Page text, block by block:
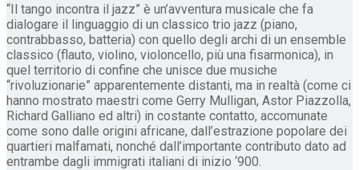
“Il tango incontra il jazz” è un’avventura musicale che fa
dialogare il linguaggio di un classico trio jazz (piano,
contrabbasso, batteria) con quello degli archi di un ensemble
classico (flauto, violino, violoncello, più una fisarmonica), in
quel territorio di confine che unisce due musiche
“rivoluzionarie” apparentemente distanti, ma in realtà (come ci
hanno mostrato maestri come Gerry Mulligan, Astor Piazzolla,
Richard Galliano ed altri) in costante contatto, accomunate
come sono dalle origini africane, dall’estrazione popolare dei
quartieri malfamati, nonché dall’importante contributo dato ad
entrambe dagli immigrati italiani di inizio ‘900.